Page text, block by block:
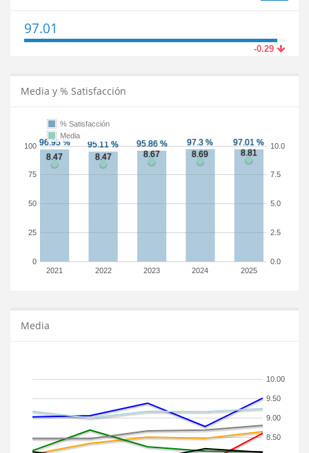
97.01
-0.29
Media y % Satisfacción
2021 2022 2023 2024 2025
0
25
50
75
100
0.0
2.5
5.0
7.5
10.0
% Satisfacción
Media
Media
8.50
9.00
9.50
10.00